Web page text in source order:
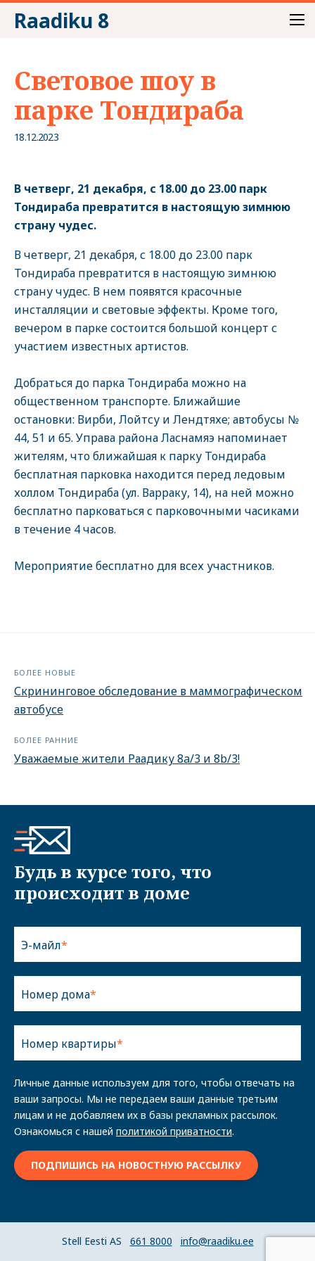
Raadiku 8
Световое шоу в
парке Тондираба
18.12.2023
В четверг, 21 декабря, с 18.00 до 23.00 парк
Тондираба превратится в настоящую зимнюю
страну чудес.
В четверг, 21 декабря, с 18.00 до 23.00 парк
Тондираба превратится в настоящую зимнюю
страну чудес. В нем появятся красочные
инсталляции и световые эффекты. Кроме того,
вечером в парке состоится большой концерт с
участием известных артистов.
Добраться до парка Тондираба можно на
общественном транспорте. Ближайшие
остановки: Вирби, Лойтсу и Лендтяхе; автобусы №
44, 51 и 65. Управа района Ласнамяэ напоминает
жителям, что ближайшая к парку Тондираба
бесплатная парковка находится перед ледовым
холлом Тондираба (ул. Варраку, 14), на ней можно
бесплатно парковаться с парковочными часиками
в течение 4 часов.
Мероприятие бесплатно для всех участников.
БОЛЕЕ НОВЫЕ
Скрининговое обследование в маммографическом
автобусе
БОЛЕЕ РАННИЕ
Уважаемые жители Раадику 8a/3 и 8b/3!
Будь в курсе того, что
происходит в доме
Э-майл
Номер дома
Номер квартиры
Личные данные используем для того, чтобы отвечать на
ваши запросы. Мы не передаем ваши данные третьим
лицам и не добавляем их в базы рекламных рассылок.
Ознакомься с нашей политикой приватности.
Stell Eesti AS 661 8000 info@raadiku.ee